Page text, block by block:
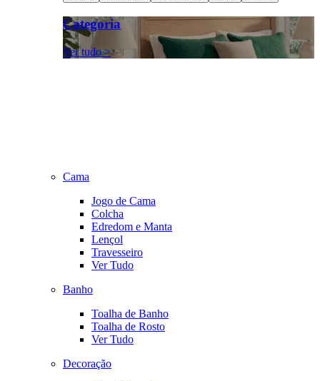
Categoria
Ver tudo >
Cama
Jogo de Cama
Colcha
Edredom e Manta
Lençol
Travesseiro
Ver Tudo
Banho
Toalha de Banho
Toalha de Rosto
Ver Tudo
Decoração